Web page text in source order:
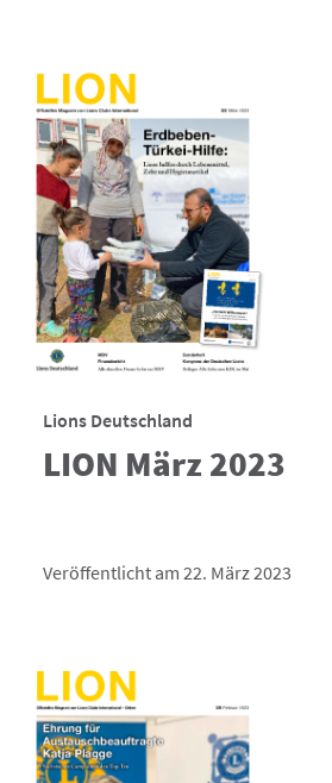
Lions Deutschland
LION März 2023
Veröffentlicht am 22. März 2023